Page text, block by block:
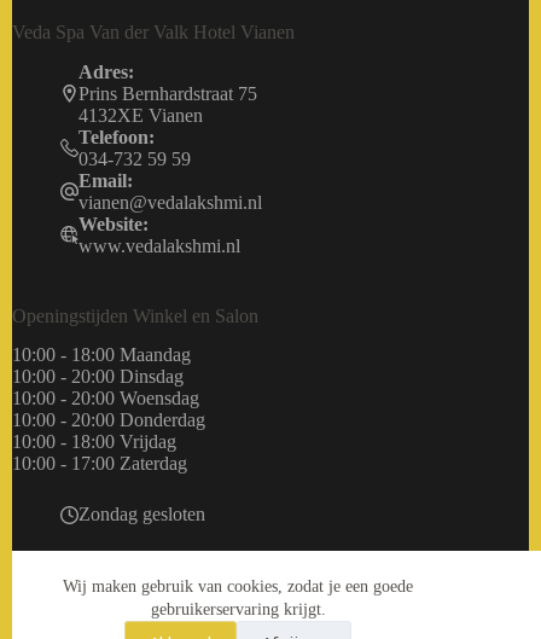
Wij maken gebruik van cookies, zodat je een goede
gebruikerservaring krijgt.
Veda Spa Van der Valk Hotel Vianen
Adres:
Prins Bernhardstraat 75
4132XE Vianen
Telefoon:
034-732 59 59
Email:
vianen@vedalakshmi.nl
Website:
www.vedalakshmi.nl
Openingstijden Winkel en Salon
10:00 - 18:00 Maandag
10:00 - 20:00 Dinsdag
10:00 - 20:00 Woensdag
10:00 - 20:00 Donderdag
10:00 - 18:00 Vrijdag
10:00 - 17:00 Zaterdag
Zondag gesloten
Copyright © 2026 LakShmi Webshop onderdeel van